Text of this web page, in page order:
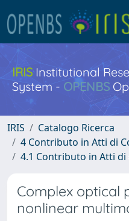
IRISInstitutional
System - OPENBS
IRIS
Catalogo Ricerca
4 Contributo in Atti di
4.1 Contributo in Atti di
Complex optical
nonlinear